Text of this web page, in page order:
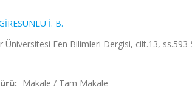
İ. B.
Üniversitesi Fen Bilimleri Dergisi, cilt.13,
Makale / Tam Makale